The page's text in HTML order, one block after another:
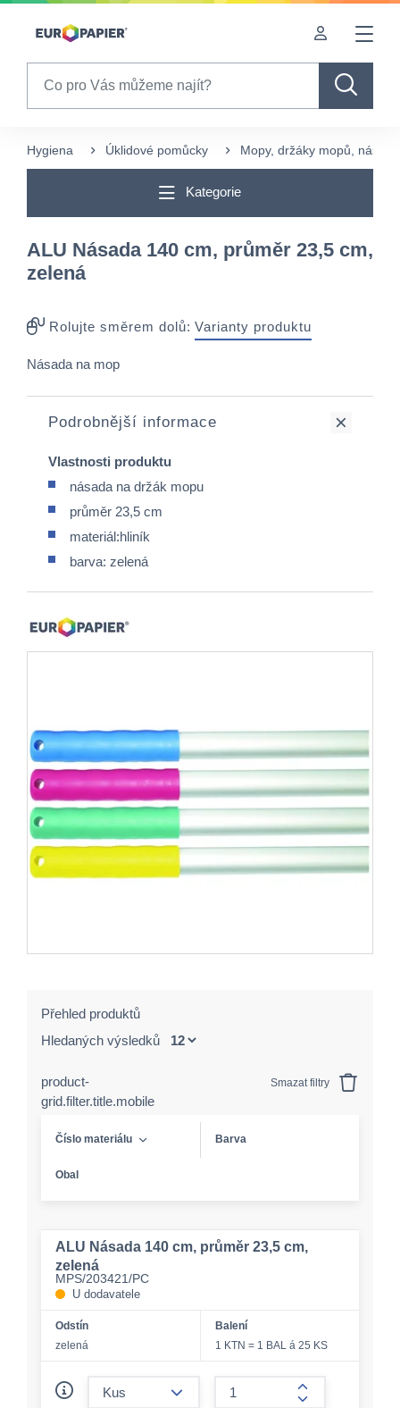
Table Of Content
Často nakupované s tímto produktem
Hygiena Úklidové pomůcky Mopy, držáky mopů,
Kategorie
ALU Násada 140 cm, průměr 23,5 cm,
zelená
Rolujte směrem dolů: Varianty produktu
Násada na mop
Podrobnější informace
Vlastnosti produktu
násada na držák mopu
průměr 23,5 cm
materiál:hliník
barva: zelená
Přehled produktů
Hledaných výsledků
product-
grid.filter.title.mobile
Smazat filtry
Číslo materiálu Barva
Obal
ALU Násada 140 cm, průměr 23,5 cm,
zelená
MPS/203421/PC
U dodavatele
Odstín
zelená
Balení
1 KTN = 1 BAL á 25 KS